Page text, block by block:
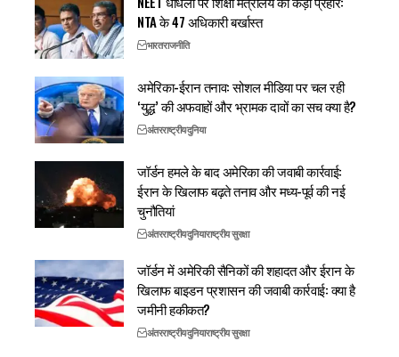
NTA के 47 अधिकारी बर्खास्त
भारतराजनीति
अमेरिका-ईरान तनाव: सोशल मीडिया पर चल रही
‘युद्ध’ की अफवाहों और भ्रामक दावों का सच क्या है?
अंतरराष्ट्रीयदुनिया
जॉर्डन हमले के बाद अमेरिका की जवाबी कार्रवाई:
ईरान के खिलाफ बढ़ते तनाव और मध्य-पूर्व की नई
चुनौतियां
अंतरराष्ट्रीयदुनियाराष्ट्रीय सुरक्षा
जॉर्डन में अमेरिकी सैनिकों की शहादत और ईरान के
खिलाफ बाइडन प्रशासन की जवाबी कार्रवाई: क्या है
जमीनी हकीकत?
अंतरराष्ट्रीयदुनियाराष्ट्रीय सुरक्षा